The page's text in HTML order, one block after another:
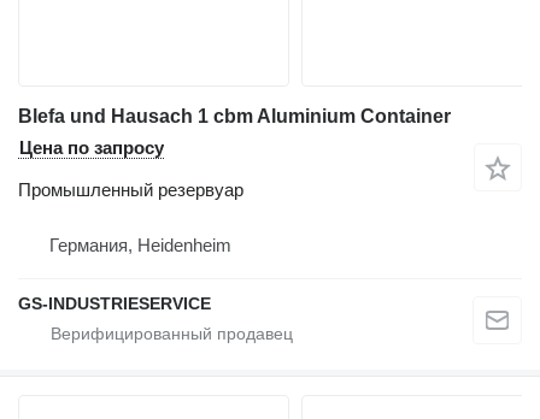
Blefa und Hausach 1 cbm Aluminium Container
Цена по запросу
Промышленный резервуар
Германия, Heidenheim
GS-INDUSTRIESERVICE